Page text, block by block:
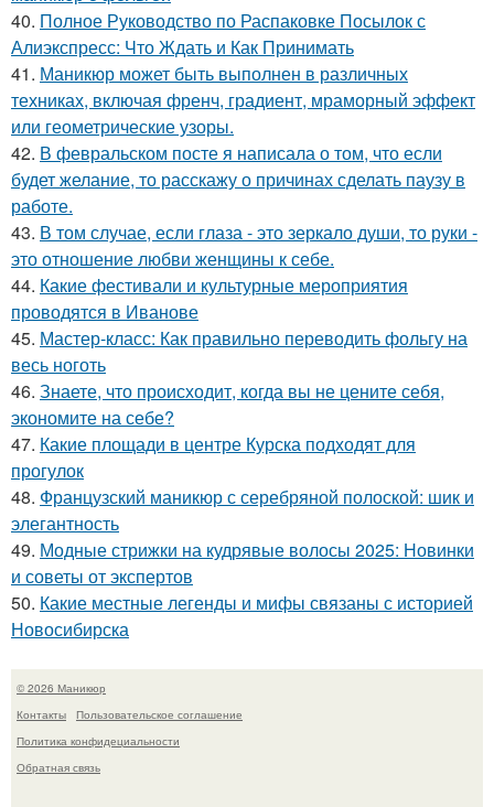
40. Полное Руководство по Распаковке Посылок с
Алиэкспресс: Что Ждать и Как Принимать
41. Маникюр может быть выполнен в различных
техниках, включая френч, градиент, мраморный эффект
или геометрические узоры.
42. В февральском посте я написала о том, что если
будет желание, то расскажу о причинах сделать паузу в
работе.
43. В том случае, если глаза - это зеркало души, то руки -
это отношение любви женщины к себе.
44. Какие фестивали и культурные мероприятия
проводятся в Иванове
45. Мастер-класс: Как правильно переводить фольгу на
весь ноготь
46. Знаете, что происходит, когда вы не цените себя,
экономите на себе?
47. Какие площади в центре Курска подходят для
прогулок
48. Французский маникюр с серебряной полоской: шик и
элегантность
49. Модные стрижки на кудрявые волосы 2025: Новинки
и советы от экспертов
50. Какие местные легенды и мифы связаны с историей
Новосибирска
© 2026 Маникюр
Контакты
Пользовательское соглашение
Политика конфидециальности
Обратная связь